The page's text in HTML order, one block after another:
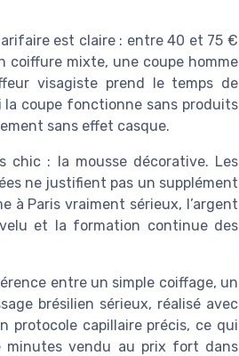
est claire : entre 40 et 75 €
coiffure mixte, une coupe homme
visagiste prend le temps de
coupe fonctionne sans produits
sans effet casque.
chic : la mousse décorative. Les
ne justifient pas un supplément
à Paris vraiment sérieux, l’argent
et la formation continue des
entre un simple coiffage, un
brésilien sérieux, réalisé avec
protocole capillaire précis, ce qui
minutes vendu au prix fort dans